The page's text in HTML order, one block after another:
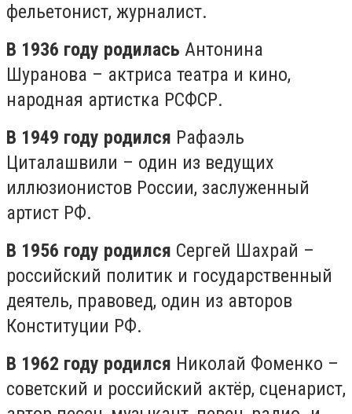
фельетонист, журналист.
В 1936 году родилась Антонина
Шуранова – актриса театра и кино,
народная артистка РСФСР.
В 1949 году родился Рафаэль
Циталашвили – один из ведущих
иллюзионистов России, заслуженный
артист РФ.
В 1956 году родился Сергей Шахрай –
российский политик и государственный
деятель, правовед, один из авторов
Конституции РФ.
В 1962 году родился Николай Фоменко –
советский и российский актёр, сценарист,